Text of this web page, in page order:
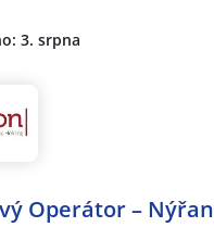
3. srpna
Operátor –